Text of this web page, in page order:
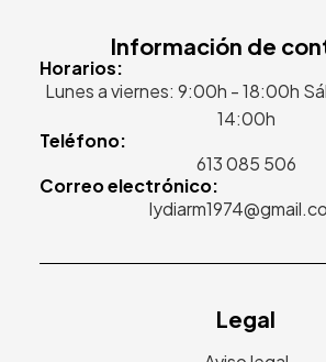
Información de
Horarios:
Lunes a viernes: 9:00h - 18:00h
14:00h
Teléfono:
613 085 506
Correo electrónico:
Legal